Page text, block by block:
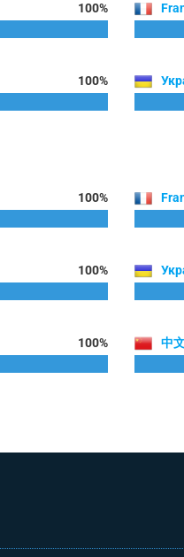
100%
100%
100%
100%
100% 中